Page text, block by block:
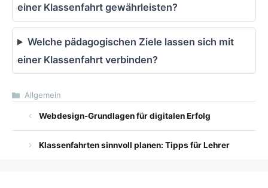
einer Klassenfahrt gewährleisten?
Welche pädagogischen Ziele lassen sich mit
einer Klassenfahrt verbinden?
Kategorien
Allgemein
Webdesign-Grundlagen für digitalen Erfolg
Klassenfahrten sinnvoll planen: Tipps für Lehrer